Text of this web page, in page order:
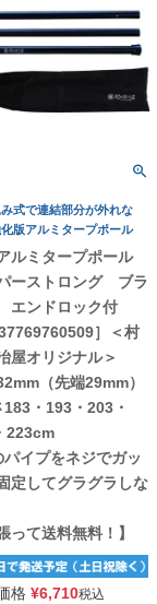
式で連結部分が外れな
版アルミタープポール
ルミタープポール
ーストロング ブラ
エンドロック付
］＜村
屋オリジナル＞
（先端29mm）
183・193・203・
223cm
パイプをネジでガッ
定してグラグラしな
って送料無料！】
格 ¥6,710税込